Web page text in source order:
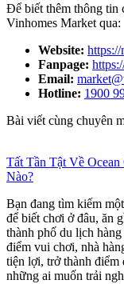
Để biết thêm thông tin
Vinhomes Market qua:
Website:
Fanpage:
Email:
Hotline: 1900
Bài viết cùng chuyên
Tất Tần Tật Về
Nào?
Bạn đang tìm kiếm
để biết chơi ở đâu, ăn
thành phố du lịch
điểm vui chơi, nhà
tiện lợi, trở thành điểm
những ai muốn trải